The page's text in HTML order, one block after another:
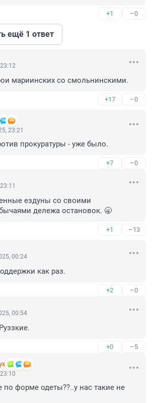
+1 –0
ещё 1 ответ
мариинских со смольнинскими.
+17 –0
23:21
прокуратуры - уже было.
+7 –0
ездуны со своими
дележа остановок. 🥱
+1 –13
00:24
как раз.
+2 –0
00:54
+0 –5
форме одеты??..у нас такие не